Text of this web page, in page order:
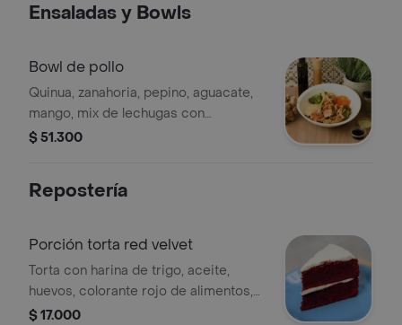
Ensaladas y Bowls
Bowl de pollo
Quinua, zanahoria, pepino, aguacate,
mango, mix de lechugas con
vinagreta: yogurt y hierbabuena /
$ 51.300
Repostería
Porción torta red velvet
Torta con harina de trigo, aceite,
huevos, colorante rojo de alimentos,
azúcar, chocolate, vinagre, queso
$ 17.000